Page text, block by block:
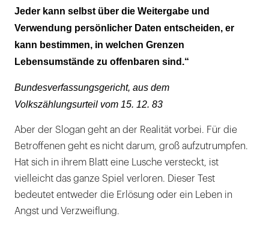
Jeder kann selbst über die Weitergabe und
Verwendung persönlicher Daten entscheiden, er
kann bestimmen, in welchen Grenzen
Lebensumstände zu offenbaren sind.“
Bundesverfassungsgericht, aus dem
Volkszählungsurteil vom 15. 12. 83
Aber der Slogan geht an der Realität vorbei. Für die
Betroffenen geht es nicht darum, groß aufzutrumpfen.
Hat sich in ihrem Blatt eine Lusche versteckt, ist
vielleicht das ganze Spiel verloren. Dieser Test
bedeutet entweder die Erlösung oder ein Leben in
Angst und Verzweiflung.